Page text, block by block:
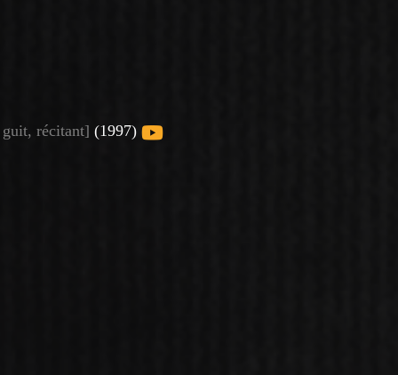
récitant] (1997)